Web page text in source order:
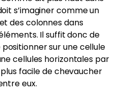
s’imaginer comme un
des colonnes dans
Il suffit donc de
sur une cellule
cellules horizontales par
facile de chevaucher
eux.